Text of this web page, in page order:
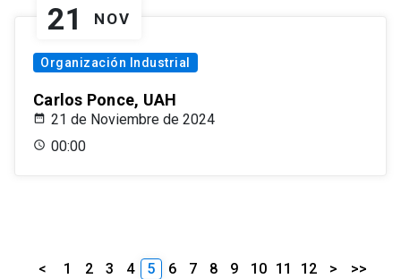
21 NOV
Organización Industrial
Carlos Ponce, UAH
21 de Noviembre de 2024
00:00
< 1 2 3 4 5 6 7 8 9 10 11 12 > >>